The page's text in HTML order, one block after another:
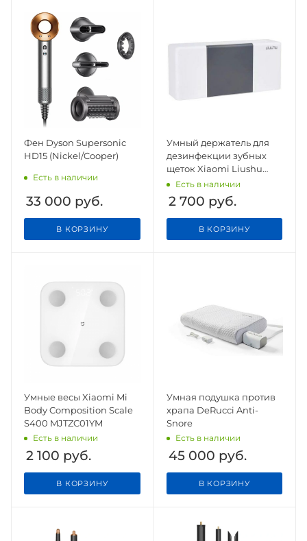
Фен Dyson Supersonic
HD15 (Nickel/Cooper)
Есть в наличии
33 000 руб.
В КОРЗИНУ
Умный держатель для
дезинфекции зубных
щеток Xiaomi Liushu
Sterilization Toothbrush
Holder
Есть в наличии
2 700 руб.
В КОРЗИНУ
Умные весы Xiaomi Mi
Body Composition Scale
S400 MJTZC01YM
Есть в наличии
2 100 руб.
В КОРЗИНУ
Умная подушка против
храпа DeRucci Anti-
Snore
Есть в наличии
45 000 руб.
В КОРЗИНУ